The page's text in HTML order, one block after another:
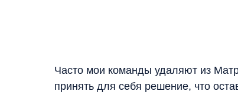
Часто мои команды удаляют из
принять для себя решение, что